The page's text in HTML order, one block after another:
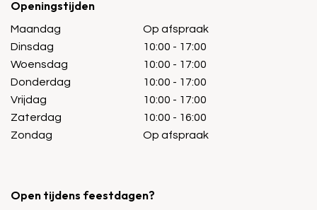
Openingstijden
Maandag
Dinsdag
Woensdag
Donderdag
Vrijdag
Zaterdag
Zondag
Op afspraak
10:00 - 17:00
10:00 - 17:00
10:00 - 17:00
10:00 - 17:00
10:00 - 16:00
Op afspraak
Open tijdens feestdagen?